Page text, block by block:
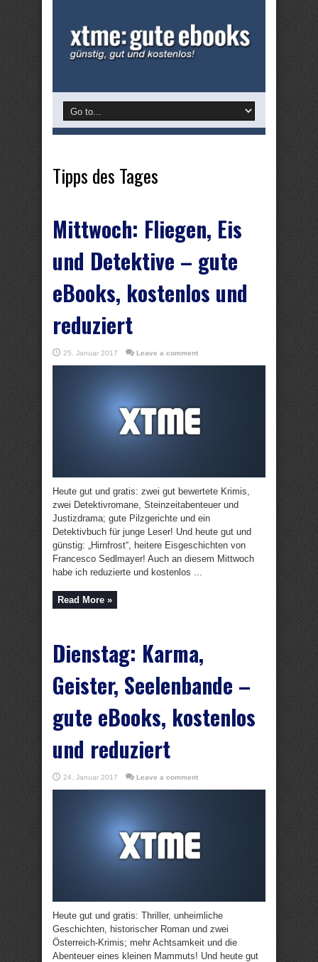
Tipps des Tages
Mittwoch: Fliegen, Eis
und Detektive – gute
eBooks, kostenlos und
reduziert
25. Januar 2017 Leave a comment
Heute gut und gratis: zwei gut bewertete Krimis,
zwei Detektivromane, Steinzeitabenteuer und
Justizdrama; gute Pilzgerichte und ein
Detektivbuch für junge Leser! Und heute gut und
günstig: „Hirnfrost“, heitere Eisgeschichten von
Francesco Sedlmayer! Auch an diesem Mittwoch
habe ich reduzierte und kostenlos ...
Read More »
Dienstag: Karma,
Geister, Seelenbande –
gute eBooks, kostenlos
und reduziert
24. Januar 2017 Leave a comment
Heute gut und gratis: Thriller, unheimliche
Geschichten, historischer Roman und zwei
Österreich-Krimis; mehr Achtsamkeit und die
Abenteuer eines kleinen Mammuts! Und heute gut